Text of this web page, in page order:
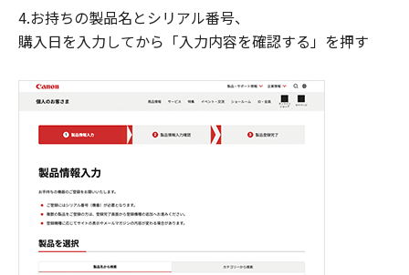
4.お持ちの製品名とシリアル番号、
購入日を入力してから「入力内容を確認する」を押す